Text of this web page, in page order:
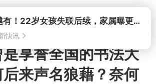
打开越扒越有！22岁女孩失联后续，家属曝更多内幕，失联原因让人不解
快讯
享誉全国的书法大
来声名狼藉？奈何